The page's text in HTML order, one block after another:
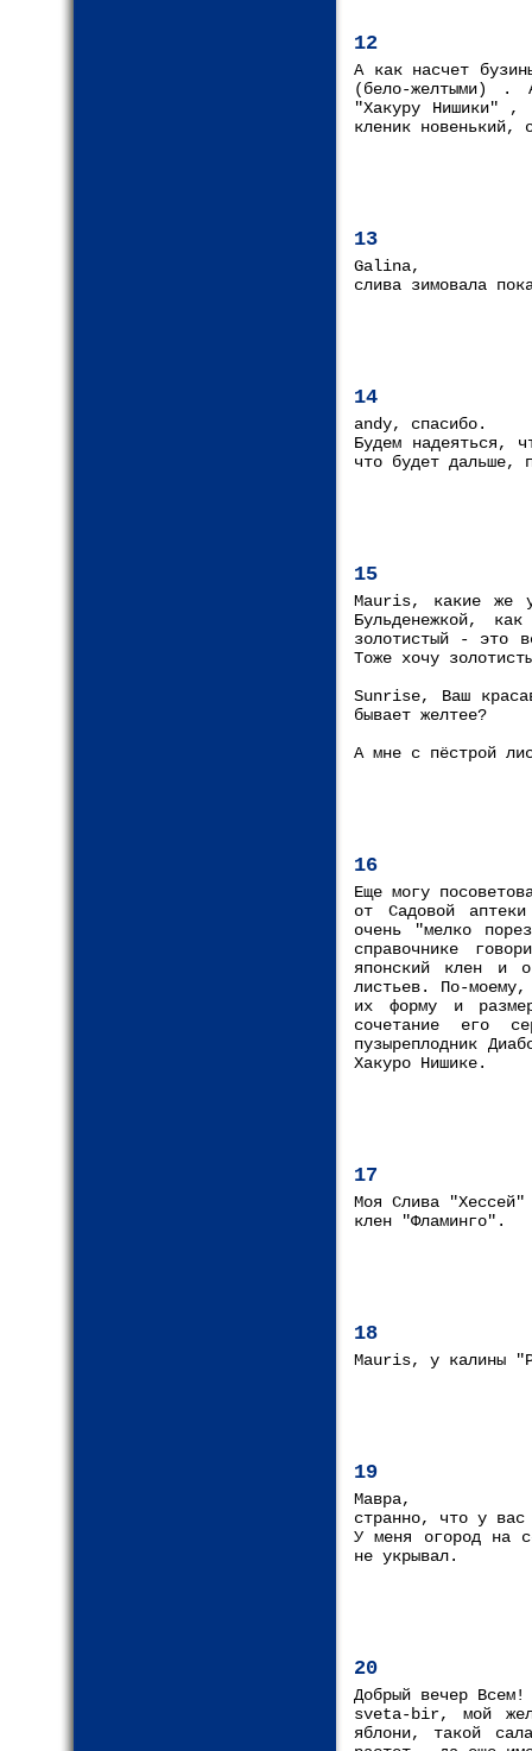
12
А как насчет
(бело-желтыми) .
"Хакуру Нишики" ,
кленик новенький,
13
Galina,
слива зимовала
14
andy, спасибо.
Будем надеяться,
что будет дальше,
15
Mauris, какие же у
Бульденежкой,
золотистый - это
Тоже хочу
Sunrise, Ваш
бывает желтее?
А мне с пёстрой
16
Еще могу
от Садовой
очень "мелко
справочнике
японский клен и
листьев. По-
их форму и
сочетание его
пузыреплодник
Хакуро Нишике.
17
Моя Слива
клен "Фламинго".
18
Mauris, у калины
19
Мавра,
странно, что у вас
У меня огород на
не укрывал.
20
Добрый вечер Всем!
sveta-bir, мой
яблони, такой